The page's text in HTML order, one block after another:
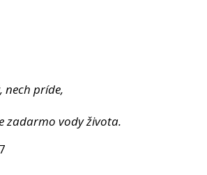
nech príde,
zadarmo vody života.